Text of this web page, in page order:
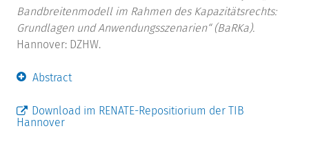
Bandbreitenmodell im Rahmen des Kapazitätsrechts:
Grundlagen und Anwendungsszenarien“ (BaRKa).
Hannover: DZHW.
Abstract
Download im RENATE-Repositiorium der TIB
Hannover